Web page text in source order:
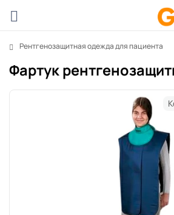
Рентгенозащитная одежда для пациента
Фартук